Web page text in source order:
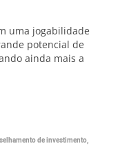
uma jogabilidade
potencial de
ainda mais a
de investimento,